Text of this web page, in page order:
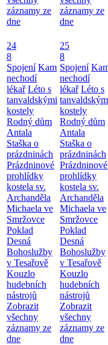
záznamy ze
dne
záznamy ze
dne
24
8
Spojení Kam
nechodí
lékař Léto s
tanvaldskými
kostely
Rodný dům
Antala
Staška o
prázdninách
Prázdninové
prohlídky
kostela sv.
Archanděla
Michaela ve
Smržovce
Poklad
Desná
Bohoslužby
v Tesařově
Kouzlo
hudebních
nástrojů
Zobrazit
všechny
záznamy ze
dne
25
8
Spojení
nechodí
lékař Léto s
kostely
Rodný dům
Antala
Staška o
prázdninách
Prázdninové
prohlídky
kostela sv.
Archanděla
Michaela ve
Smržovce
Poklad
Desná
Bohoslužby
v Tesařově
Kouzlo
hudebních
nástrojů
Zobrazit
všechny
záznamy ze
dne